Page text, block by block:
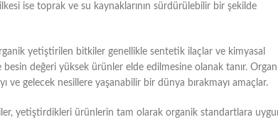
ise toprak ve su kaynaklarının sürdürülebilir bir şekilde
yetiştirilen bitkiler genellikle sentetik ilaçlar ve kimyasal
değeri yüksek ürünler elde edilmesine olanak tanır.
ve gelecek nesillere yaşanabilir bir dünya bırakmayı amaçlar.
yetiştirdikleri ürünlerin tam olarak organik standartlara